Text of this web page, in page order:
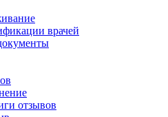
врачей
отзывов